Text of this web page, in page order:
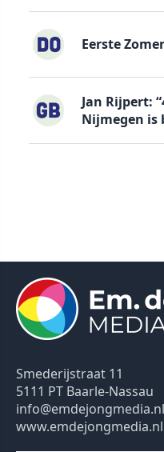
Eerste
Jan Rijpert:
Nijmegen is
Smederijstraat 11
5111 PT Baarle-Nassau
info@emdejongmedia.nl
www.emdejongmedia.nl